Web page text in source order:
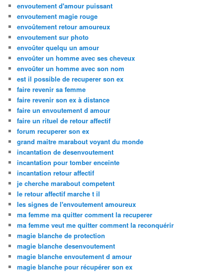
envoutement d'amour puissant
envoutement magie rouge
envoûtement retour amoureux
envoutement sur photo
envoûter quelqu un amour
envoûter un homme avec ses cheveux
envoûter un homme avec son nom
est il possible de recuperer son ex
faire revenir sa femme
faire revenir son ex à distance
faire un envoutement d amour
faire un rituel de retour affectif
forum recuperer son ex
grand maitre marabout voyant du monde
incantation de desenvoutement
incantation pour tomber enceinte
incantation retour affectif
je cherche marabout competent
le retour affectif marche t il
les signes de l'envoutement amoureux
ma femme ma quitter comment la recuperer
ma femme veut me quitter comment la reconquérir
magie blanche de protection
magie blanche desenvoutement
magie blanche envoutement d amour
magie blanche pour récupérer son ex